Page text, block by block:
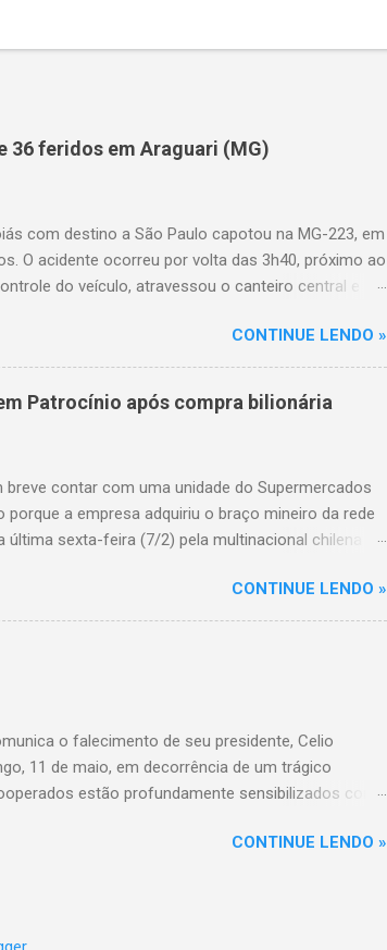
36 feridos em Araguari (MG)
com destino a São Paulo capotou na MG-223, em
O acidente ocorreu por volta das 3h40, próximo ao
do veículo, atravessou o canteiro central e
As autoridades investigam as causas do acidente.
CONTINUE LENDO »
Patrocínio após compra bilionária
contar com uma unidade do Supermercados
a empresa adquiriu o braço mineiro da rede
sexta-feira (7/2) pela multinacional chilena
no bairro Santo Antônio. Com a aquisição,
em um Supermercados BH, acompanhando o
CONTINUE LENDO »
o falecimento de seu presidente, Celio
11 de maio, em decorrência de um trágico
estão profundamente sensibilizados com
conduzindo com amor, dedicação e espírito
CONTINUE LENDO »